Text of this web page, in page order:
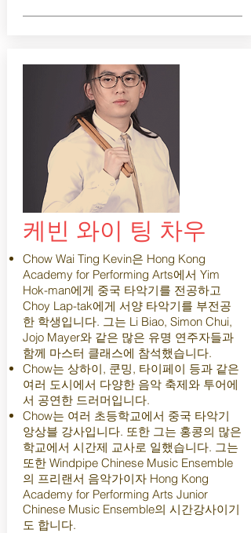
케빈 와이 팅 차우
Chow Wai Ting Kevin은 Hong Kong
Academy for Performing Arts에서 Yim
Hok-man에게 중국 타악기를 전공하고
Choy Lap-tak에게 서양 타악기를 부전공
한 학생입니다. 그는 Li Biao, Simon Chui,
Jojo Mayer와 같은 많은 유명 연주자들과
함께 마스터 클래스에 참석했습니다.
Chow는 상하이, 쿤밍, 타이페이 등과 같은
여러 도시에서 다양한 음악 축제와 투어에
서 공연한 드러머입니다.
Chow는 여러 초등학교에서 중국 타악기
앙상블 강사입니다. 또한 그는 홍콩의 많은
학교에서 시간제 교사로 일했습니다. 그는
또한 Windpipe Chinese Music Ensemble
의 프리랜서 음악가이자 Hong Kong
Academy for Performing Arts Junior
Chinese Music Ensemble의 시간강사이기
도 합니다.